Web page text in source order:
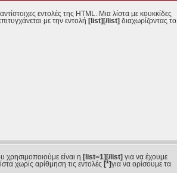
εντολές της HTML. Μια λίστα με κουκκίδες
με την εντολή
[list][/list] διαχωρίζοντας το
χρησιμοποιούμε είναι η
[list=1][/list] για να έχουμε
χωρίς αρίθμηση τις εντολές [*] για να ορίσουμε τα